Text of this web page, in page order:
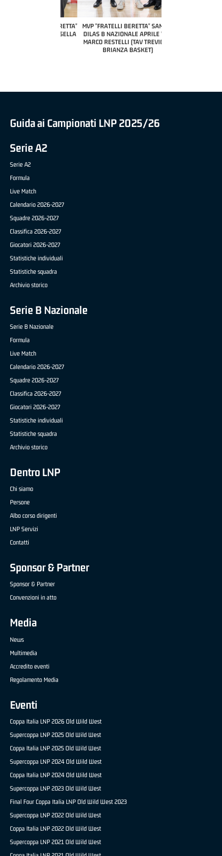
MVP "FRATELLI BERETTA" SAMUEL
DILAS B NAZIONALE APRILE '26 -
MARCO RESTELLI (TAV TREVIGLIO
BRIANZA BASKET)
Guida ai Campionati LNP 2025/26
Serie A2
Serie A2
Formula
Live Match
Calendario 2026-2027
Squadre 2026-2027
Classifica 2026-2027
Giocatori 2026-2027
Statistiche individuali
Statistiche squadra
Archivio storico
Serie B Nazionale
Serie B Nazionale
Formula
Live Match
Calendario 2026-2027
Squadre 2026-2027
Classifica 2026-2027
Giocatori 2026-2027
Statistiche individuali
Statistiche squadra
Archivio storico
Dentro LNP
Chi siamo
Persone
Albo corso dirigenti
LNP Servizi
Contatti
Sponsor & Partner
Sponsor & Partner
Convenzioni in atto
Media
News
Multimedia
Accredito eventi
Regolamento Media
Eventi
Coppa Italia LNP 2026 Old Wild West
Supercoppa LNP 2025 Old Wild West
Coppa Italia LNP 2025 Old Wild West
Supercoppa LNP 2024 Old Wild West
Coppa Italia LNP 2024 Old Wild West
Supercoppa LNP 2023 Old Wild West
Final Four Coppa Italia LNP Old Wild West 2023
Supercoppa LNP 2022 Old Wild West
Coppa Italia LNP 2022 Old Wild West
Supercoppa LNP 2021 Old Wild West